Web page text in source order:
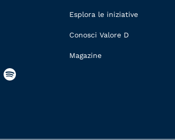
Esplora le iniziative
Conosci Valore D
Magazine